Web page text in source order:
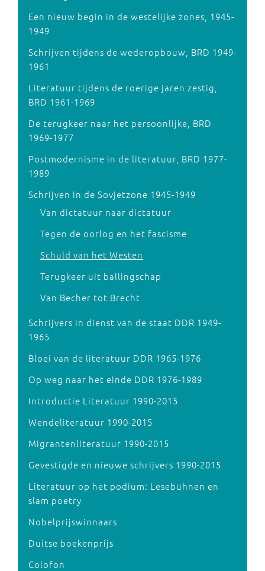
Een nieuw begin in de westelijke zones, 1945-
1949
Schrijven tijdens de wederopbouw, BRD 1949-
1961
Literatuur tijdens de roerige jaren zestig,
BRD 1961-1969
De terugkeer naar het persoonlijke, BRD
1969-1977
Postmodernisme in de literatuur, BRD 1977-
1989
Schrijven in de Sovjetzone 1945-1949
Van dictatuur naar dictatuur
Tegen de oorlog en het fascisme
Schuld van het Westen
Terugkeer uit ballingschap
Van Becher tot Brecht
Schrijvers in dienst van de staat DDR 1949-
1965
Bloei van de literatuur DDR 1965-1976
Op weg naar het einde DDR 1976-1989
Introductie Literatuur 1990-2015
Wendeliteratuur 1990-2015
Migrantenliteratuur 1990-2015
Gevestigde en nieuwe schrijvers 1990-2015
Literatuur op het podium: Lesebühnen en
slam poetry
Nobelprijswinnaars
Duitse boekenprijs
Colofon